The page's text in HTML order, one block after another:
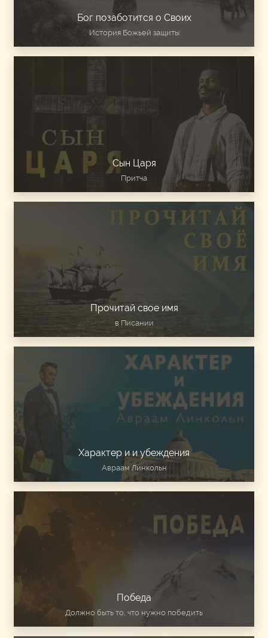
Бог позаботится о Своих
История Божьей защиты
Сын Царя
Притча
Прочитай свое имя
в Писании
Характер и и убеждения
Авраам Линкольн
Победа
Должно быть то, что нужно победить